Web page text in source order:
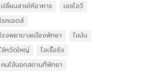
ปลี่ยนสายให้อาหาร
เอชไอวี
รคเอดส์
รงพยาบาลเมืองพัทยา
ไขมัน
ข้หวัดใหญ่
ไอเรื้อรัง
​ คนไข้นอกสถานที่พัทยา